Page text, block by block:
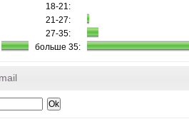
18-21:
21-27:
27-35:
больше 35: